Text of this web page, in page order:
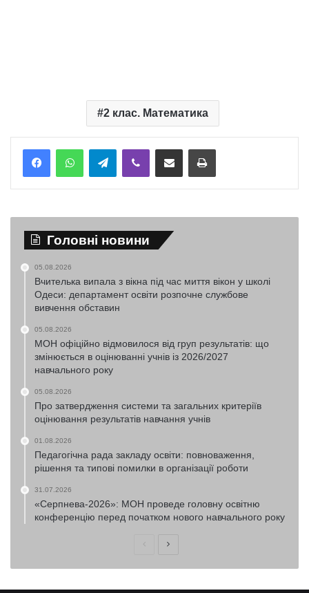
2 клас. Математика
TelegramViber Надіслати електронною поштоюНадрукувати
Головні новини
05.08.2026
Вчителька випала з вікна під час миття вікон у школі
Одеси: департамент освіти розпочне службове
вивчення обставин
05.08.2026
МОН офіційно відмовилося від груп результатів: що
змінюється в оцінюванні учнів із 2026/2027
навчального року
05.08.2026
Про затвердження системи та загальних критеріїв
оцінювання результатів навчання учнів
01.08.2026
Педагогічна рада закладу освіти: повноваження,
рішення та типові помилки в організації роботи
31.07.2026
«Серпнева-2026»: МОН проведе головну освітню
конференцію перед початком нового навчального року
ПопередняНаступна